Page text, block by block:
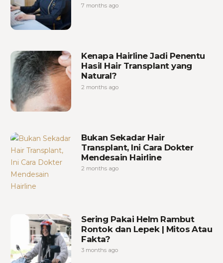
7 months ago
Kenapa Hairline Jadi Penentu
Hasil Hair Transplant yang
Natural?
2 months ago
Bukan Sekadar Hair
Transplant, Ini Cara Dokter
Mendesain Hairline
2 months ago
Sering Pakai Helm Rambut
Rontok dan Lepek | Mitos Atau
Fakta?
3 months ago